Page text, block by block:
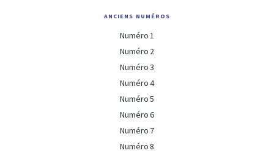
anciens numéros
Numéro 1
Numéro 2
Numéro 3
Numéro 4
Numéro 5
Numéro 6
Numéro 7
Numéro 8